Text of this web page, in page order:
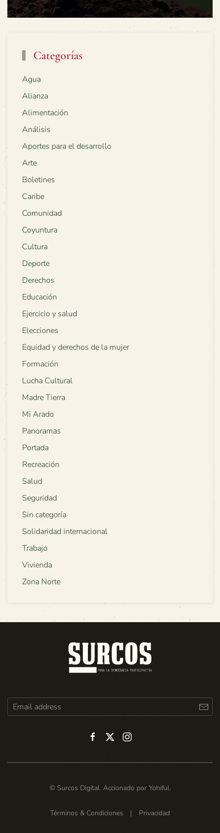
Categorías
Agua
Alianza
Alimentación
Análisis
Aportes para el desarrollo
Arte
Boletines
Caribe
Comunidad
Coyuntura
Cultura
Deporte
Derechos
Educación
Ejercicio y salud
Elecciones
Equidad y derechos de la mujer
Formación
Lucha Cultural
Madre Tierra
Mi Arado
Panoramas
Portada
Recreación
Salud
Seguridad
Sin categoría
Solidaridad internacional
Trabajo
Vivienda
Zona Norte
© Surcos Digital. Accionado por Yohiful.
Términos & Condiciones | Privacidad